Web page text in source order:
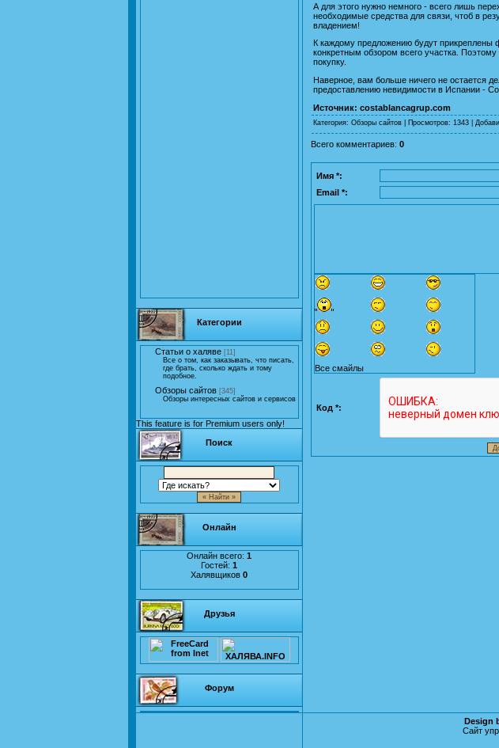
Категории
Статьи о халяве [11]
Все о том, как заказывать, что писать,
где брать, сколько ждать и тому
подобное.
Обзоры сайтов [345]
Обзоры интересных сайтов и сервисов
This feature is for Premium users only!
Поиск
Онлайн
Онлайн всего: 1
Гостей: 1
Халявщиков 0
Друзья
Форум
А для этого нужно немного - всего лишь
необходимые средства для связи, чтоб в
владением!
К каждому предложению будут прикреплены
конкретным обзором всего участка.
покупку.
Наверное, вам больше ничего не остается
предоставлению невидимости в Испании -
Источник: costablancagrup.com
Категория: Обзоры сайтов Просмотров: 1343 |
Всего комментариев: 0
Имя *:
Email *:
Все смайлы
Код *:
Design
Сайт